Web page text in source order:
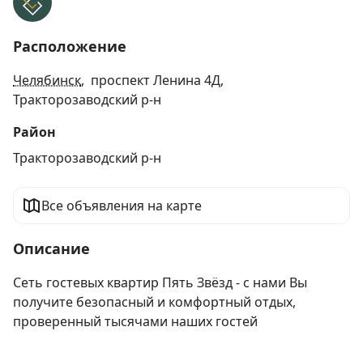
Расположение
Челябинск, проспект Ленина 4Д,
Тракторозаводский р-н
Район
Тракторозаводский р-н
Все объявления на карте
Описание
Сеть гостевых квартир Пять Звёзд - с нами Вы
получите безопасный и комфортный отдых,
проверенный тысячами наших гостей